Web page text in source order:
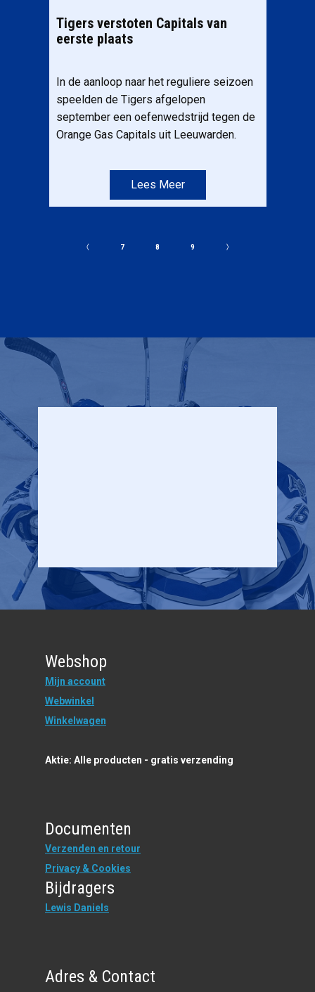
Tigers verstoten Capitals van
eerste plaats
In de aanloop naar het reguliere seizoen
speelden de Tigers afgelopen
september een oefenwedstrijd tegen de
Orange Gas Capitals uit Leeuwarden.
Lees Meer
〈 7 8 9 〉
Webshop
Mijn account
Webwinkel
Winkelwagen
Aktie: Alle producten - gratis verzending
Documenten
Verzenden en retour
Privacy & Cookies
Bijdragers
Lewis Daniels
Adres & Contact